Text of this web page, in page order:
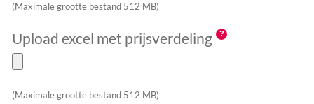
(Maximale grootte bestand 512 MB)
Upload excel met prijsverdeling
(Maximale grootte bestand 512 MB)